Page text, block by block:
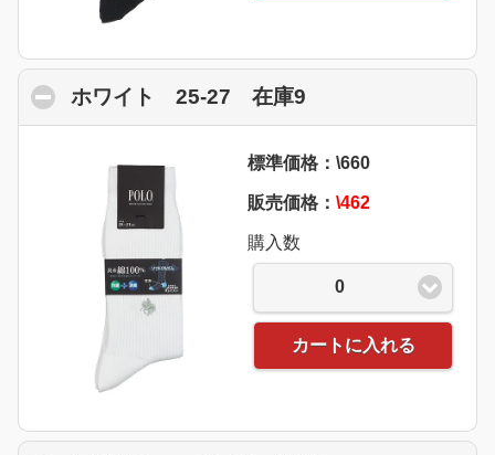
ホワイト 25-27 在庫9
標準価格：\660
販売価格： \462
購入数
0
カートに入れる